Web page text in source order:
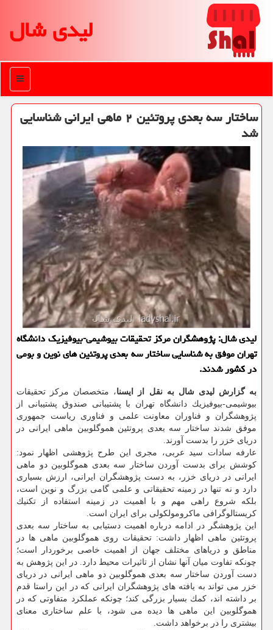
لیدی شال
منو
ساختار سه بعدی پروتئین ۲ ماهی ایرانی شناسایی
شد
لیدی شال: پژوهشگران مركز تحقیقات بیوشیمی-بیوفیزیك دانشگاه
تهران موفق به شناسایی ساختار سه بعدی پروتئین های نوین و بومی
در كشور شدند.
به گزارش لیدی شال به نقل از ایسنا، متخصصان مركز تحقیقات
بیوشیمی-بیوفیزیك دانشگاه تهران با پشتیبانی صندوق پشتیبانی از
پژوهشگران و فناوران معاونت علمی و فناوری ریاست جمهوری
موفق شدند ساختار سه بعدی پروتئین هموگلوبین ماهی ایرانی در
دریای خزر را بدست آورند.
عارفه سادات سید عربی، مجری این طرح پژوهشی اظهار نمود:
كوشش برای بدست آوردن ساختار سه بعدی هموگلوبین دو ماهی
ایرانی در دریای خزر، به دست پژوهشگران ایرانی، ارزش بسیاری
دارد و نه تنها در زمینه تحقیقاتی و علمی گامی بزرگ و نوین است،
بلكه شروع راهی مهم و با اهمیت در زمینه استفاده از تكنیك
كریستالوگرافی ماكرومولكولی برای ایران است.
این پژوهشگر در ادامه درباره اهمیت دستیابی به ساختار سه بعدی
پروتئین ماهی اظهار داشت: تحقیقات روی هموگلوبین ماهی ها در
مناطق و دریاهای مختلف جهان از اهمیت خاصی برخوردار است؛
چونكه تفاوت میان آنها نشان از تاثیرات محیط دارد. در این پژوهش به
دست آوردن ساختار سه بعدی هموگلوبین دو ماهی ایرانی در دریای
خزر می تواند به یافته های پژوهشگران ایرانی كه در این راستا قدم
بر داشته اند، كمك بسیار بزرگی كند؛ چونكه عملكرد متفاوتی كه در
هموگلوبین این ماهی ها دیده می شود، با علم ساختاری معنای
بیشتری را در برخواهد داشت.